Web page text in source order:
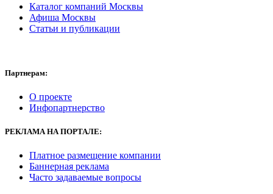
Каталог компаний Москвы
Афиша Москвы
Статьи и публикации
Партнерам:
О проекте
Инфопартнерство
РЕКЛАМАНА ПОРТАЛЕ:
Платное размещение компании
Баннерная реклама
Часто задаваемые вопросы